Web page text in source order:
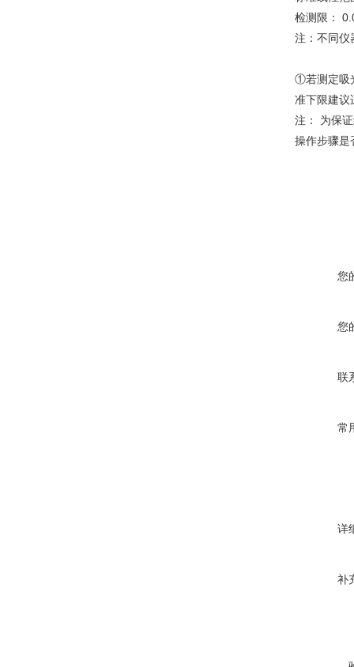
检测限：
注：不同仪
①若测定吸
准下限建议
注： 为保
操作步骤是
您
您
联
常
详
补